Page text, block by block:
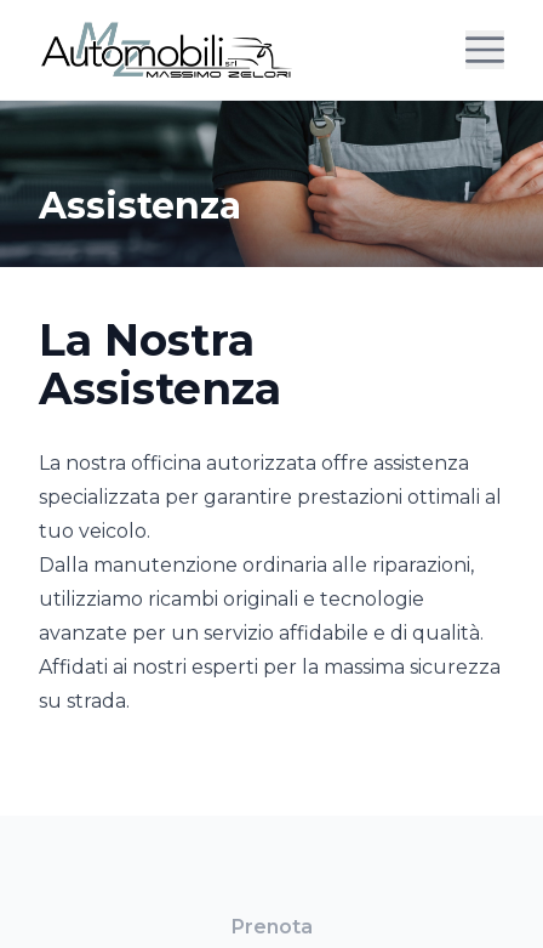
Assistenza
La Nostra
Assistenza
La nostra officina autorizzata offre assistenza
specializzata per garantire prestazioni ottimali al
tuo veicolo.
Dalla manutenzione ordinaria alle riparazioni,
utilizziamo ricambi originali e tecnologie
avanzate per un servizio affidabile e di qualità.
Affidati ai nostri esperti per la massima sicurezza
su strada.
Prenota